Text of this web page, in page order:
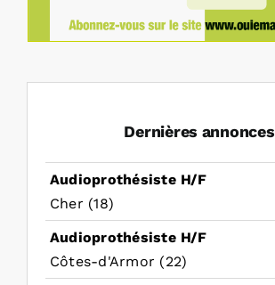
Dernières annonces
Audioprothésiste H/F
Cher (18)
Audioprothésiste H/F
Côtes-d'Armor (22)